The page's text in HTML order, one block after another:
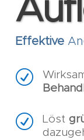
Effektive
R
R Löst